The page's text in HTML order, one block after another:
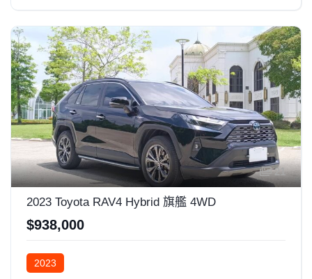
21
2023 Toyota RAV4 Hybrid 旗艦 4WD
$938,000
2023